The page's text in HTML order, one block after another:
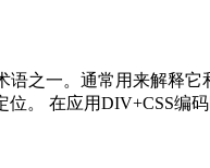
语之一。通常用来解释
位。 在应用DIV+CSS编